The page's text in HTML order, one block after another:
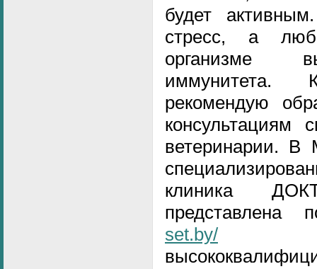
будет
стресс, а
организме
рекомендую
консультациям
ветеринарии. В
клиника
set.by/